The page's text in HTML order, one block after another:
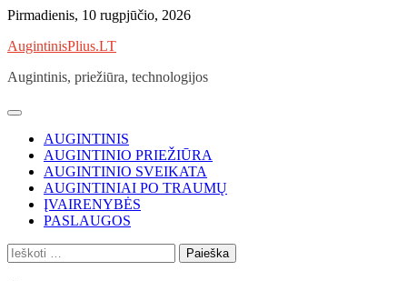
Skip
content
Pirmadienis, 10 rugpjūčio, 2026
AugintinisPlius.LT
Augintinis, priežiūra, technologijos
AUGINTINIS
AUGINTINIO PRIEŽIŪRA
AUGINTINIO SVEIKATA
AUGINTINIAI PO TRAUMŲ
ĮVAIRENYBĖS
PASLAUGOS
Ieškoti: